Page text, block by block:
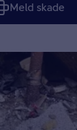
Meld skade